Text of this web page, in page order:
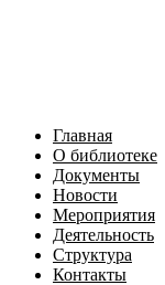
Главная
О библиотеке
Документы
Новости
Мероприятия
Деятельность
Структура
Контакты